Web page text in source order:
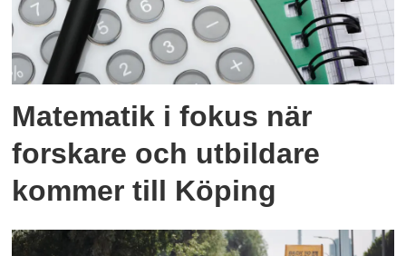
Matematik i fokus när
forskare och utbildare
kommer till Köping